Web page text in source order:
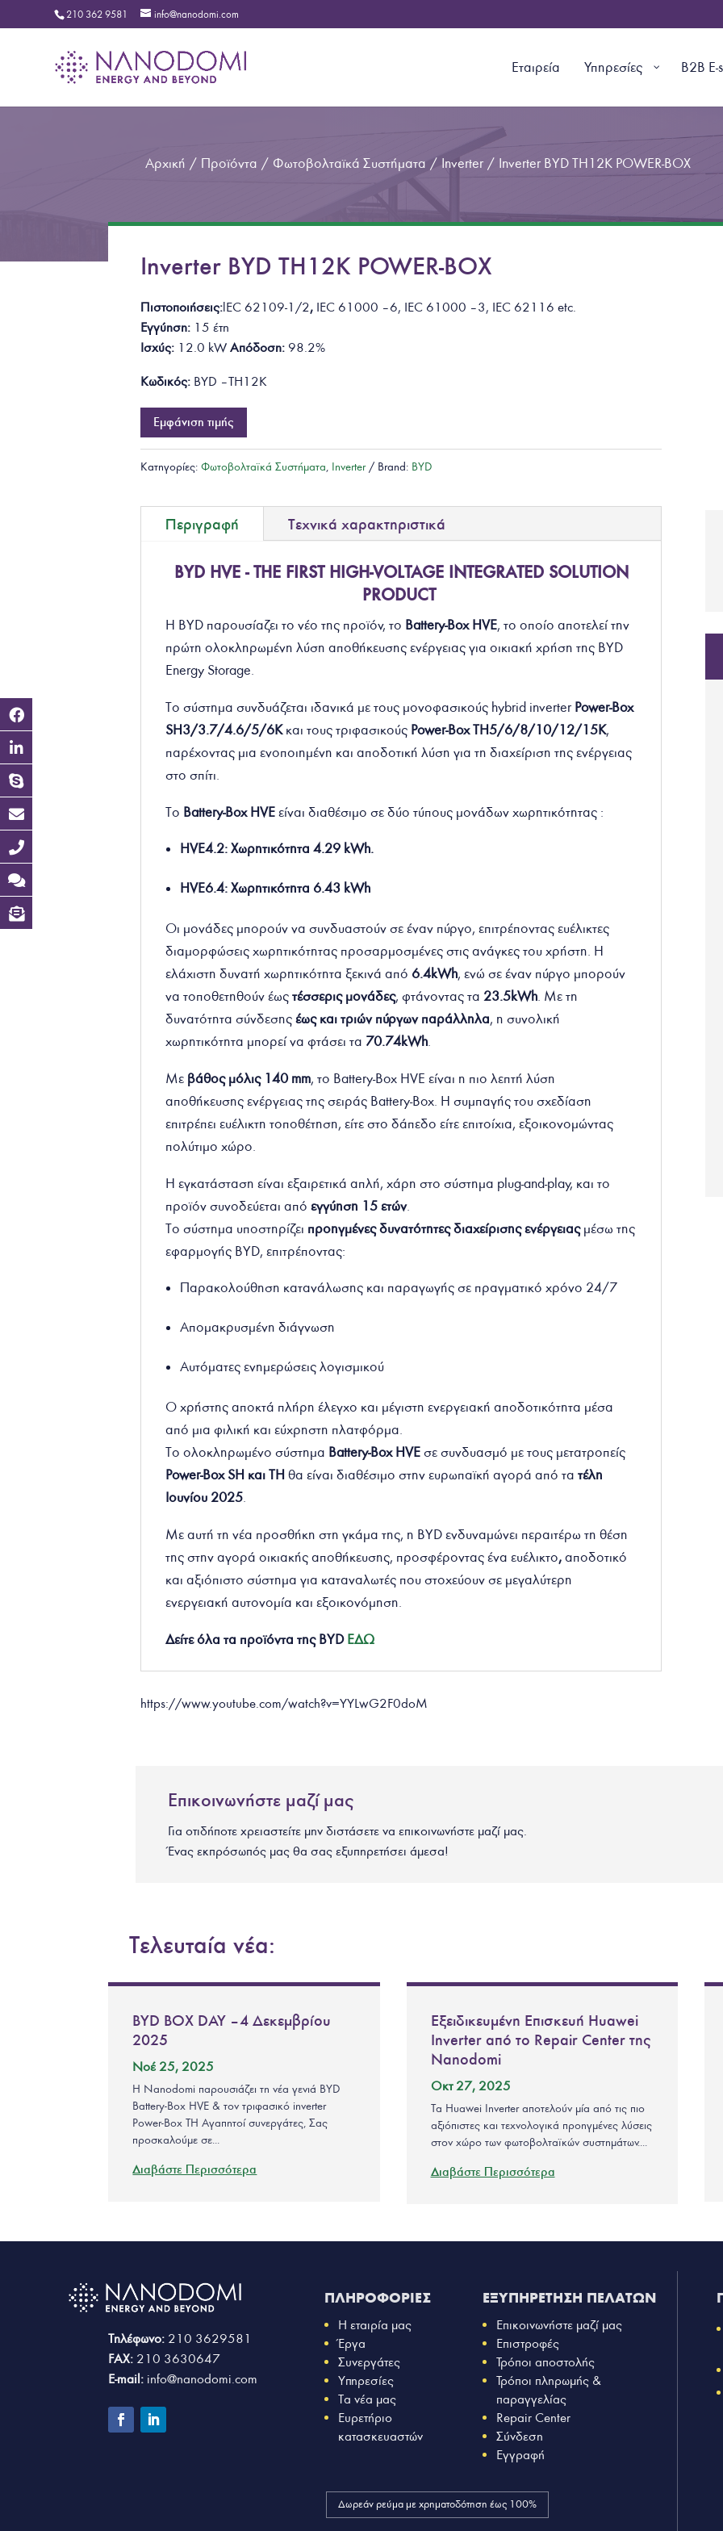
210 362 9581 info@nanodomi.com
Εταιρεία Υπηρεσίες B2B E-
Αρχική / Προϊόντα / Φωτοβολταϊκά Συστήματα / Inverter / Inverter BYD TH12K POWER-BOX
Inverter BYD TH12K POWER-BOX
Πιστοποιήσεις:lEC 62109-1/2, IEC 61000 – 6, IEC 61000 – 3, IEC 62116 etc.
Εγγύηση: 15 έτη
Ισχύς: 12.0 kW Απόδοση: 98.2%
Κωδικός: BYD – TH12K
Εμφάνιση τιμής
Κατηγορίες:Φωτοβολταϊκά Συστήματα, Inverter Brand: BYD
Περιγραφή Τεχνικά χαρακτηριστικά
BYD HVE - THE FIRST HIGH-VOLTAGE INTEGRATED SOLUTION
PRODUCT
Η BYD παρουσίαζει το νέο της προϊόν, το Battery-Box HVE, το οποίο αποτελεί την
πρώτη ολοκληρωμένη λύση αποθήκευσης ενέργειας για οικιακή χρήση της BYD
Energy Storage.
Το σύστημα συνδυάζεται ιδανικά με τους μονοφασικούς hybrid inverter Power-Box
SH3/3.7/4.6/5/6Kκαι τους τριφασικούς Power-Box TH5/6/8/10/12/15K,
παρέχοντας μια ενοποιημένη και αποδοτική λύση για τη διαχείριση της ενέργειας
στο σπίτι.
Το Battery-Box HVEείναι διαθέσιμο σε δύο τύπους μονάδων χωρητικότητας :
HVE4.2: Χωρητικότητα 4.29 kWh.
HVE6.4: Χωρητικότητα 6.43 kWh
Οι μονάδες μπορούν να συνδυαστούν σε έναν πύργο, επιτρέποντας ευέλικτες
διαμορφώσεις χωρητικότητας προσαρμοσμένες στις ανάγκες του χρήστη. Η
ελάχιστη δυνατή χωρητικότητα ξεκινά από 6.4kWh, ενώ σε έναν πύργο μπορούν
να τοποθετηθούν έωςτέσσερις μονάδες, φτάνοντας τα23.5kWh. Με τη
δυνατότητα σύνδεσηςέως και τριών πύργων παράλληλα, η συνολική
χωρητικότητα μπορεί να φτάσει τα 70.74kWh.
Με βάθος μόλις 140 mm, το Battery-Box HVE είναι η πιο λεπτή λύση
αποθήκευσης ενέργειας της σειράς Battery-Box. Η συμπαγής του σχεδίαση
επιτρέπει ευέλικτη τοποθέτηση, είτε στο δάπεδο είτε επιτοίχια, εξοικονομώντας
πολύτιμο χώρο.
Η εγκατάσταση είναι εξαιρετικά απλή, χάρη στο σύστημα plug-and-play, και το
προϊόν συνοδεύεται απόεγγύηση 15 ετών.
Το σύστημα υποστηρίζει προηγμένες δυνατότητες διαχείρισης ενέργειαςμέσω της
εφαρμογής BYD, επιτρέποντας:
Παρακολούθηση κατανάλωσης και παραγωγής σε πραγματικό χρόνο 24/7
Απομακρυσμένη διάγνωση
Αυτόματες ενημερώσεις λογισμικού
Ο χρήστης αποκτά πλήρη έλεγχο και μέγιστη ενεργειακή αποδοτικότητα μέσα
από μια φιλική και εύχρηστη πλατφόρμα.
Το ολοκληρωμένο σύστημα Battery-Box HVEσε συνδυασμό με τους μετατροπείς
Power-Box SH και TH θα είναι διαθέσιμο στην ευρωπαϊκή αγορά από τατέλη
Ιουνίου 2025.
Με αυτή τη νέα προσθήκη στη γκάμα της, η BYD ενδυναμώνει περαιτέρω τη θέση
της στην αγορά οικιακής αποθήκευσης, προσφέροντας ένα ευέλικτο,αποδοτικό
και αξιόπιστο σύστημα για καταναλωτές που στοχεύουν σε μεγαλύτερη
ενεργειακή αυτονομία και εξοικονόμηση.
Δείτε όλα τα προϊόντα της BYDΕΔΩ
https://www.youtube.com/watch?v=YYLwG2F0doM
Επικοινωνήστε μαζί μας
Για οτιδήποτε χρειαστείτε μην διστάσετε να επικοινωνήστε μαζί μας.
Ένας εκπρόσωπός μας θα σας εξυπηρετήσει άμεσα!
Τελευταία νέα:
BYD BOX DAY – 4 Δεκεμβρίου
2025
Νοέ 25, 2025
Η Nanodomi παρουσιάζει τη νέα γενιά BYD
Battery-Box HVE & τον τριφασικό inverter
Power-Box TH Αγαπητοί συνεργάτες, Σας
προσκαλούμε σε...
Διαβάστε Περισσότερα
Εξειδικευμένη Επισκευή Huawei
Inverter από το Repair Center της
Nanodomi
Οκτ 27, 2025
Τα Huawei Inverter αποτελούν μία από τις πιο
αξιόπιστες και τεχνολογικά προηγμένες λύσεις
στον χώρο των φωτοβολταϊκών συστημάτων....
Διαβάστε Περισσότερα
Τηλέφωνο: 210 3629581
FAX: 210 3630647
E-mail: info@nanodomi.com
ΠΛΗΡΟΦΟΡΙΕΣ
Η εταιρία μας
Έργα
Συνεργάτες
Υπηρεσίες
Τα νέα μας
Ευρετήριο
κατασκευαστών
Δωρεάν ρεύμα με χρηματοδότηση έως 100%
ΕΞΥΠΗΡΕΤΗΣΗ ΠΕΛΑΤΩΝ
Επικοινωνήστε μαζί μας
Επιστροφές
Τρόποι αποστολής
Τρόποι πληρωμής &
παραγγελίας
Repair Center
Σύνδεση
Εγγραφή